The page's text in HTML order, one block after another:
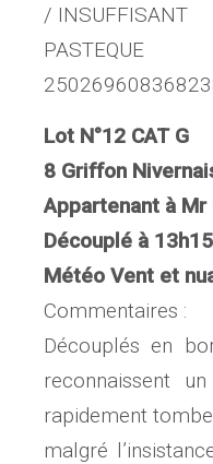
/ INSUFFISANT
Lot N°12 CAT G
8 Griffon
Appartenant à Mr
Découplé à
Météo Vent et
Commentaires :
Découplés en
reconnaissent
rapidement
malgré